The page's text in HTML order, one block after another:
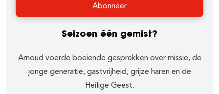
Abonneer
Seizoen één gemist?
Arnoud voerde boeiende gesprekken over missie, de
jonge generatie, gastvrijheid, grijze haren en de
Heilige Geest.